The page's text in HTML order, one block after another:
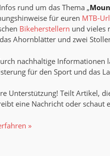
rund um das Thema „
für euren MTB-
Bikeherstellern und vieles
Ahornblätter und zwei
nachhaltige Informationen
für den Sport und das
Unterstützung! Teilt Artikel,
eine Nachricht oder schaut
»